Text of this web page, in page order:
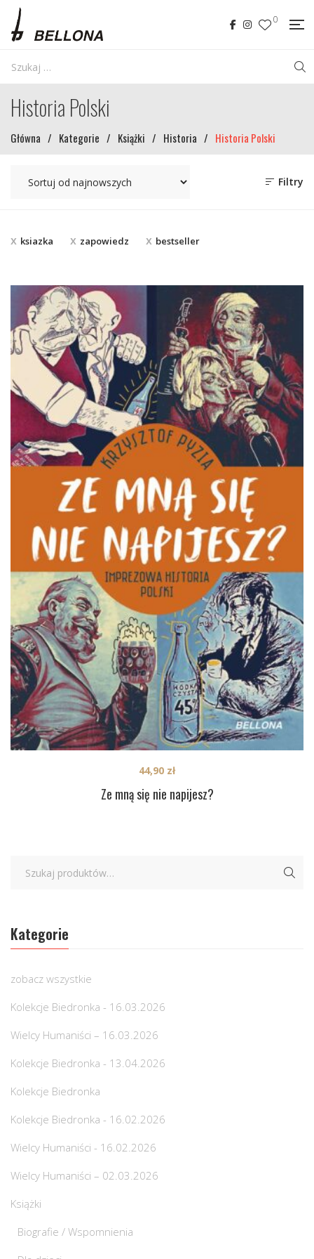
0
Historia Polski
Główna / Kategorie / Książki / Historia / Historia Polski
Filtry
ksiazka zapowiedz bestseller
Ze mną się nie napijesz?
44,90 zł
Kategorie
zobacz wszystkie
Kolekcje Biedronka - 16.03.2026
Wielcy Humaniści – 16.03.2026
Kolekcje Biedronka - 13.04.2026
Kolekcje Biedronka
Kolekcje Biedronka - 16.02.2026
Wielcy Humaniści - 16.02.2026
Wielcy Humaniści – 02.03.2026
Książki
Biografie / Wspomnienia